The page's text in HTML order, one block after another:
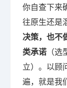
你自查下来
往原生还
决策，也不
类承诺 （
立）。以顾
遍，就是我